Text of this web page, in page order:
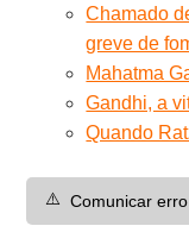
Chamado
greve de
Mahatma
Gandhi, a
Quando
⚠️ Comunicar erro